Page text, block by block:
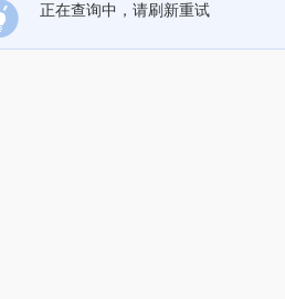
正在查询中，请刷新重试